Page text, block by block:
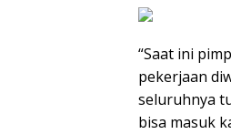
“Saat ini
pekerjaan
seluruhnya
bisa masuk